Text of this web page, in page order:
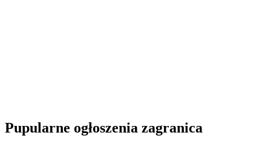
Pupularne ogłoszenia zagranica